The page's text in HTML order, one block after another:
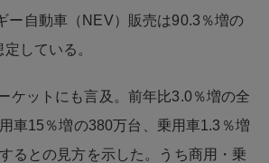
ー自動車（NEV）販売は90.3％増の
している。
ケットにも言及。前年比3.0％増の全
車15％増の380万台、乗用車1.3％増
るとの見方を示した。うち商用・乗